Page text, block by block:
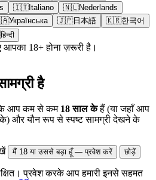
🇮🇹Italiano 🇳🇱Nederlands
Українська 🇯🇵日本語 🇰🇷한국어
हिन्दी
18+ होना ज़रूरी है।
है
आप कम से कम 18 साल केहैं (या जहाँ आप
और यौन रूप से स्पष्ट सामग्री देखने के
मैं 18 या उससे बड़ा हूँ — प्रवेश करें छोड़ें
प्रवेश करके आप हमारी इनसे सहमत